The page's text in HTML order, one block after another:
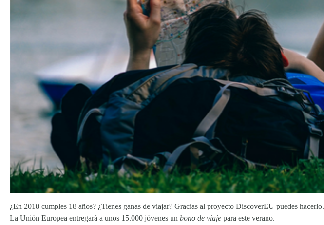
¿En 2018 cumples 18 años? ¿Tienes ganas de viajar? Gracias al proyecto DiscoverEU puedes hacerlo.
La Unión Europea entregará a unos 15.000 jóvenes un bono de viaje para este verano.